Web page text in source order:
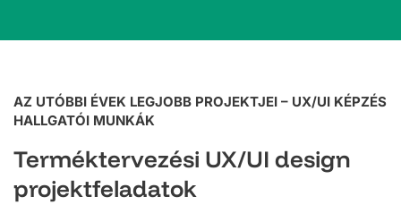
AZ UTÓBBI ÉVEK LEGJOBB PROJEKTJEI – UX/UI KÉPZÉS
HALLGATÓI MUNKÁK
Terméktervezési UX/UI design
projektfeladatok